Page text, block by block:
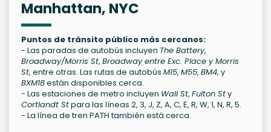
Manhattan, NYC
Puntos de tránsito público más cercanos:
- Las paradas de autobús incluyen The Battery,
Broadway/Morris St, Broadway entre Exc. Place y Morris
St, entre otras. Las rutas de autobús M15, M55, BM4, y
BXM18están disponibles cerca.
- Las estaciones de metro incluyen Wall St, Fulton Sty
Cortlandt Stpara las líneas 2, 3, J, Z, A, C, E, R, W, 1, N, R, 5.
- La línea de tren PATH también está cerca.